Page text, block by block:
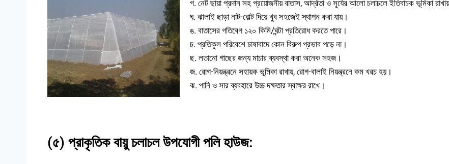
গ. নেট ছায়া প্রদান সহ প্রয়োজনীয় বাতাস, আর্দ্রতা ও সূর্যের আলো চলাচলে ইতিবাচক ভূমিকা
ঘ. ঝালাই ছাড়া নাট-বোল্ট দিয়ে খুব সহজেই স্থাপন করা যায়।
ঙ. বাতাসের গতিবেগ ১২০ কিমি/ঘন্টা প্রতিরোধ করতে পারে।
চ. প্রতিকুল পরিবেশে চাষাবাদে কোন বিরুপ প্রভাব পড়ে না।
ছ. লতানো গাছের জন্য মাচার ব্যবস্থা করা অনেক সহজ।
জ. রোগ-নিয়ন্ত্রনে সহায়ক ভূমিকা রাখায়, রোগ-বালাই নিয়ন্ত্রনে কম খরচ হয়।
ঝ. পানি ও সার ব্যবহারে উচ্চ দক্ষতার স্বাক্ষর রাখে।
(৫) প্রাকৃতিক বায়ু চলাচল উপযোগী পলি হাউজ: